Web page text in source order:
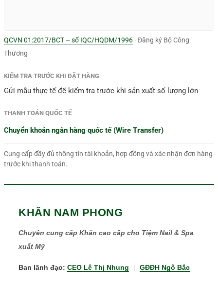
QCVN 01:2017/BCT – số IQC/HQDM/1996 · Đăng ký Bộ Công
Thương
KIỂM TRA TRƯỚC KHI ĐẶT HÀNG
Gửi mẫu thực tế để kiểm tra trước khi sản xuất số lượng lớn
THANH TOÁN QUỐC TẾ
Chuyển khoản ngân hàng quốc tế (Wire Transfer)
Cung cấp đầy đủ thông tin tài khoản, hợp đồng và xác nhận đơn hàng
trước khi thanh toán.
KHĂN NAM PHONG
Chuyên cung cấp Khăn cao cấp cho Tiệm Nail & Spa
xuất Mỹ
Ban lãnh đạo: CEO Lê Thị Nhung | GĐĐH Ngô Bắc